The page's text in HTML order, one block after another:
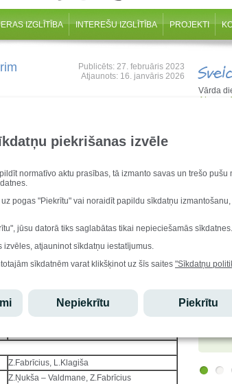
piekrišanas izvēle
normatīvo aktu prasības, tā izmanto savas un trešo
pogas "Piekrītu" vai noraidīt papildu sīkdatņu
jūsu datorā tiks saglabātas tikai nepieciešamās sīkdatnes.
atjauninot sīkdatņu iestatījumus.
sīkdatnēm varat klikšķinot uz šīs saites "Sīkdatņu
Nepiekrītu Piekrītu
IZGLĪTĪBA INTEREŠU IZGLĪTĪBA PROJEKTI
Publicēts: 27. februāris 2023
Atjaunots: 16. janvāris 2026
Z.Ņukša – Valdmane, I.Lāva
Sākumskolas katedra
I.Lāva
I.Lāva, sākumskolas katedra
Z.Ņukša-Valdmane, latv.val.katedra
Z.Ņukša - Valdmane
12.kl.audz.
12.kl.audz.
Z.Fabrīcius, L.Klagiša
Z.Ņukša – Valdmane, Z.Fabrīcius
Vārda
Aisma,